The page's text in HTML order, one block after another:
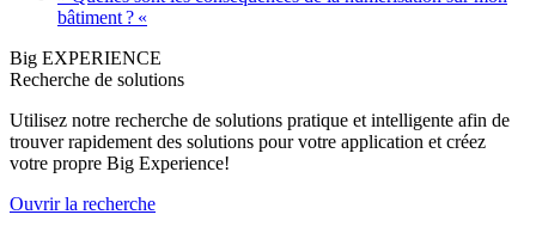
bâtiment ? «
Big EXPERIENCE
Recherche de solutions
Utilisez notre recherche de solutions pratique et intelligente afin de
trouver rapidement des solutions pour votre application et créez
votre propre Big Experience!
Ouvrir la recherche